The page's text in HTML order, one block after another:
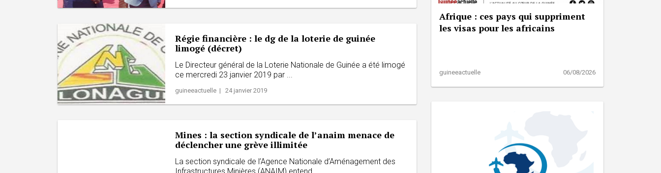
Régie financière : le dg de la loterie de guinée
limogé (décret)
Le Directeur général de la Loterie Nationale de Guinée a été limogé
ce mercredi 23 janvier 2019 par ...
guineeactuelle | 24 janvier 2019
Mines : la section syndicale de l’anaim menace de
déclencher une grève illimitée
La section syndicale de l’Agence Nationale d’Aménagement des
Infrastructures Minières (ANAIM) entend...
Afrique : ces pays qui suppriment
les visas pour les africains
guineeactuelle 06/08/2026